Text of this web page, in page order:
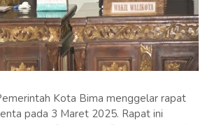
Kota Bima menggelar rapat
pada 3 Maret 2025. Rapat ini